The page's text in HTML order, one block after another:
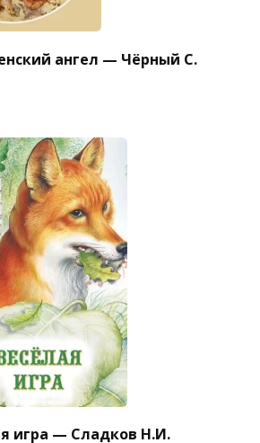
ангел — Чёрный С.
игра — Сладков Н.И.